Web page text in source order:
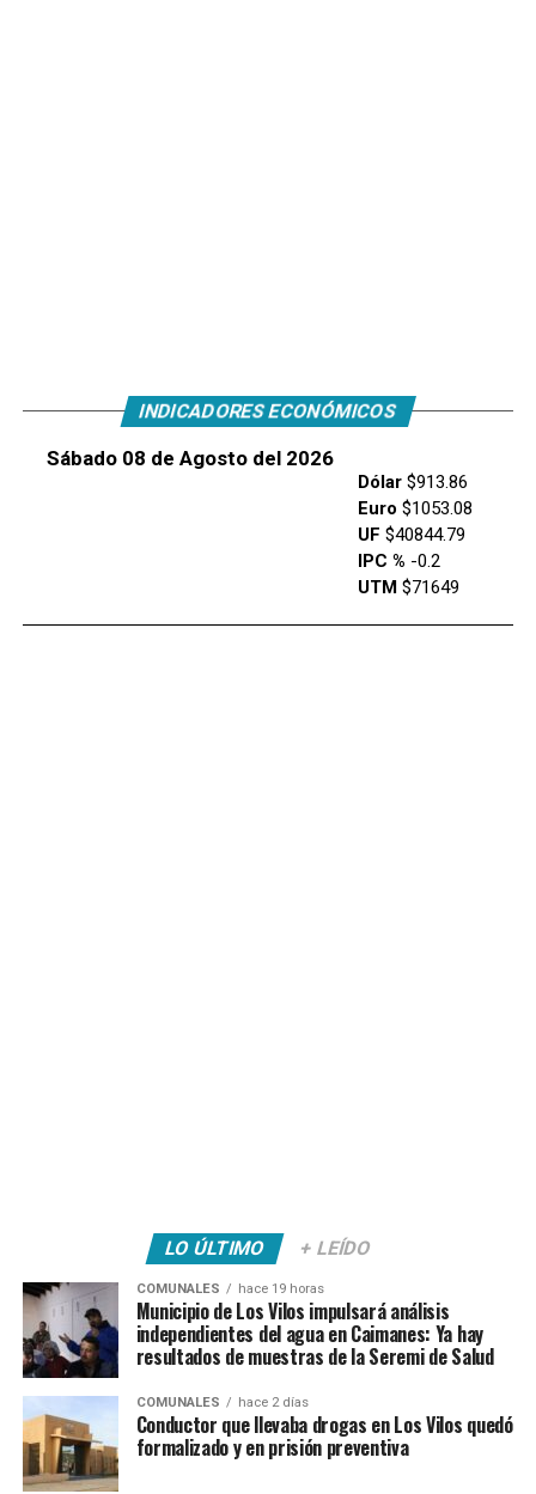
INDICADORES ECONÓMICOS
Sábado 08 de Agosto del 2026
Dólar$913.86
Euro $1053.08
UF $40844.79
IPC % -0.2
UTM $71649
LO ÚLTIMO + LEÍDO
COMUNALES hace 19 horas
Municipio de Los Vilos impulsará análisis
independientes del agua en Caimanes: Ya hay
resultados de muestras de la Seremi de Salud
COMUNALES hace 2 días
Conductor que llevaba drogas en Los Vilos quedó
formalizado y en prisión preventiva